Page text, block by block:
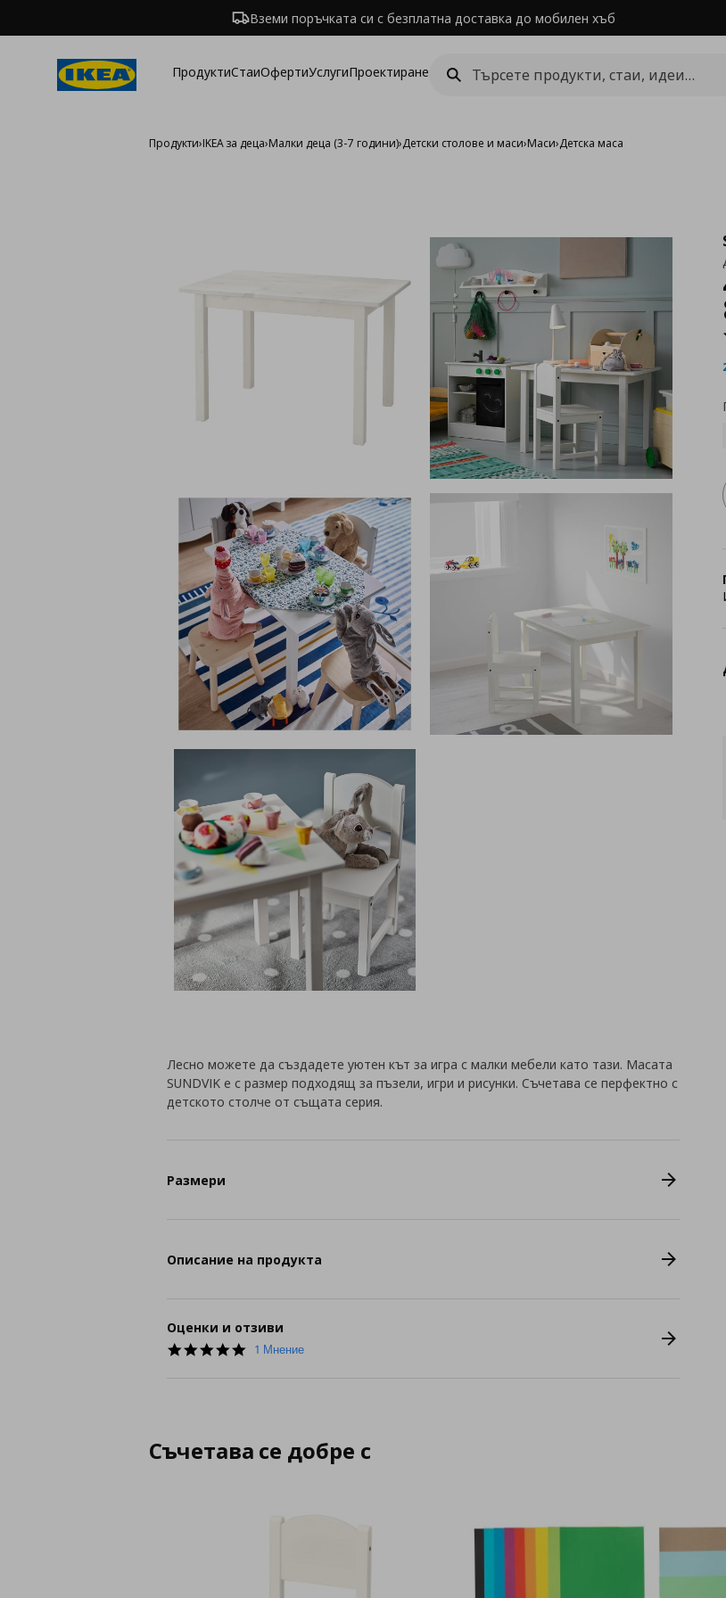
Вземи поръчката си с безплатна доставка до мобилен хъб
ПродуктиСтаиОфертиУслугиПроектиране
Продукти›IKEA за деца›Малки деца (3-7 години)›Детски столове и маси›Маси›Детска маса
Лесно можете да създадете уютен кът за игра с малки мебели като тази. Масата
SUNDVIK е с размер подходящ за пъзели, игри и рисунки. Съчетава се перфектно с
детското столче от същата серия.
Размери
Описание на продукта
Оценки и отзиви
5.0
1 Мнение
Съчетава се добре с